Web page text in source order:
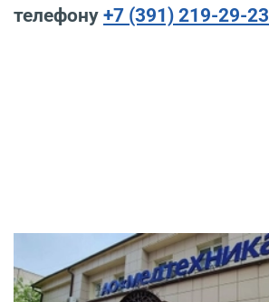
телефону +7 (391) 219-29-23